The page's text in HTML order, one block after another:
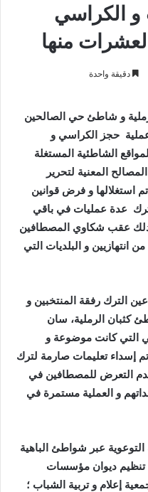
و الكراسي
منها
دقيقة واحدة
و شاطئ حي الصالحين
حجز الكراسي و
الشاطئية المستغلة
المعنية لتحرير
و فرض قوانين
عدة عمليات في باقي
دلك عقب شكاوي المصطافين
انتهازيين و البلديات التي
الترك رفقة المنتخبين و
كثبان الرملية، سان
التي كانت موضوعة و
إسداء تعليمات صارمة لترك
عدم التعرض للمصطافين في
و العملية مستمرة في
عبر شواطئ الباهية
,” بلاج انفو 2022″من تنظيم ديوان مؤسسات
إعلام و تربية الشباب ؛